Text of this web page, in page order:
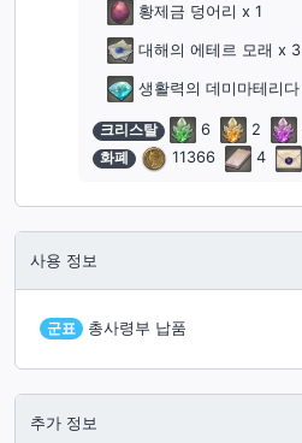
황제금 덩어리 x 1
대해의 에테르 모래 x 3
생활력의 데미마테리다
크리스탈 6 2
화폐
11366 4
사용 정보
군표 총사령부 납품
추가 정보